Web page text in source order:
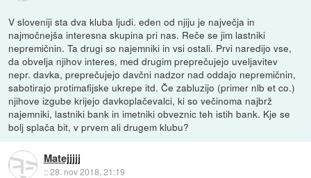
V sloveniji sta dva kluba ljudi. eden od njiju je največja in
najmočnejša interesna skupina pri nas. Reče se jim lastniki
nepremičnin. Ta drugi so najemniki in vsi ostali. Prvi naredijo vse,
da obvelja njihov interes, med drugim preprečujejo uveljavitev
nepr. davka, preprečujejo davčni nadzor nad oddajo nepremičnin,
sabotirajo protimafijske ukrepe itd. Če zabluzijo (primer nlb et co.)
njihove izgube krijejo davkoplačevalci, ki so večinoma najbrž
najemniki, lastniki bank in imetniki obveznic teh istih bank. Kje se
bolj splača bit, v prvem ali drugem klubu?
Matejjjjj
::28. nov 2018, 21:19